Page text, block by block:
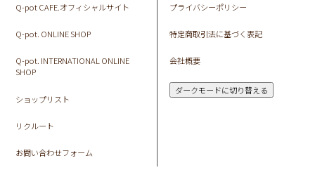
Q-pot CAFE.オフィシャルサイト
Q-pot. ONLINE SHOP
Q-pot. INTERNATIONAL ONLINE
SHOP
ショップリスト
リクルート
お問い合わせフォーム
プライバシーポリシー
特定商取引法に基づく表記
会社概要
ダークモードに切り替える